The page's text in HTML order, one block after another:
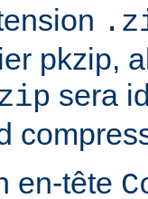
pkzip,
sera
en-tête